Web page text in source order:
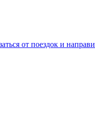
от поездок и